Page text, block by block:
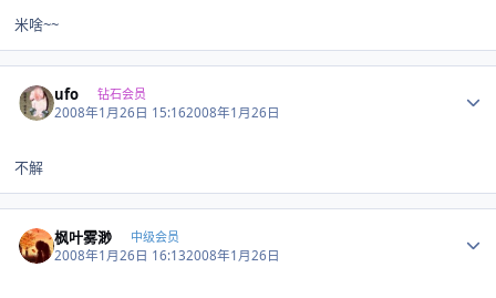
米啥~~
ufo 钻石会员
2008年1月26日 15:162008年1月26日
不解
枫叶雾渺 中级会员
2008年1月26日 16:132008年1月26日